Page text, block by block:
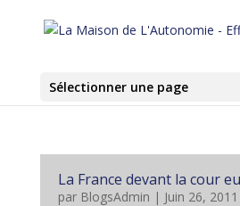
Sélectionner une page
La France devant la cour
par BlogsAdmin | Juin 26, 2011